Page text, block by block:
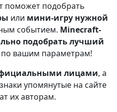
поможет подобрать
или мини-игру нужной
событием. Minecraft-
подобрать лучший
по вашим параметрам!
лицами, а
упомянутые на сайте
их авторам.